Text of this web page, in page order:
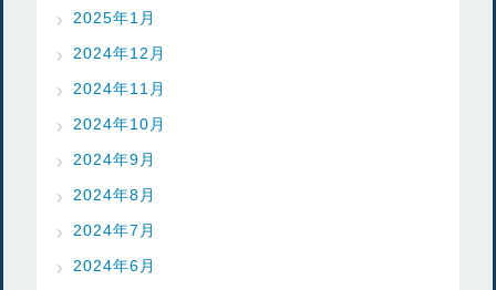
2025年1月
2024年12月
2024年11月
2024年10月
2024年9月
2024年8月
2024年7月
2024年6月